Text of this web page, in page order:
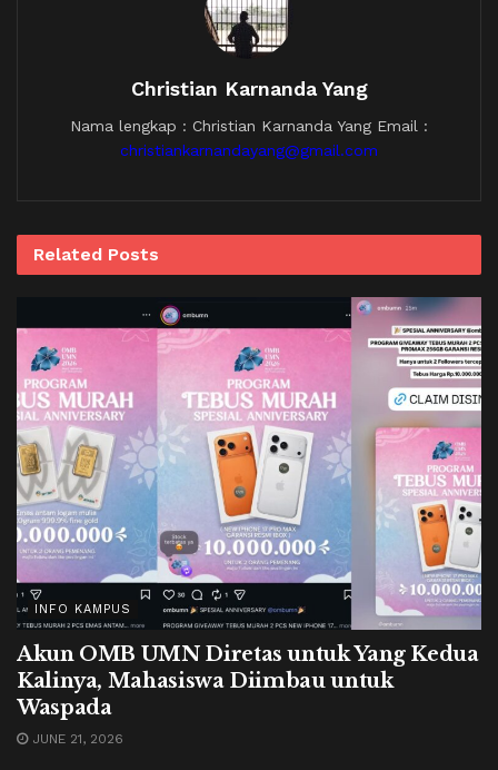
Christian Karnanda Yang
Nama lengkap : Christian Karnanda Yang Email :
christiankarnandayang@gmail.com
Related Posts
INFO KAMPUS
Akun OMB UMN Diretas untuk Yang Kedua
Kalinya, Mahasiswa Diimbau untuk
Waspada
JUNE 21, 2026